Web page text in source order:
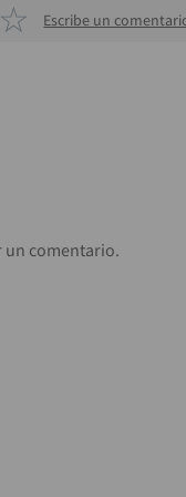
☆ Escribe un